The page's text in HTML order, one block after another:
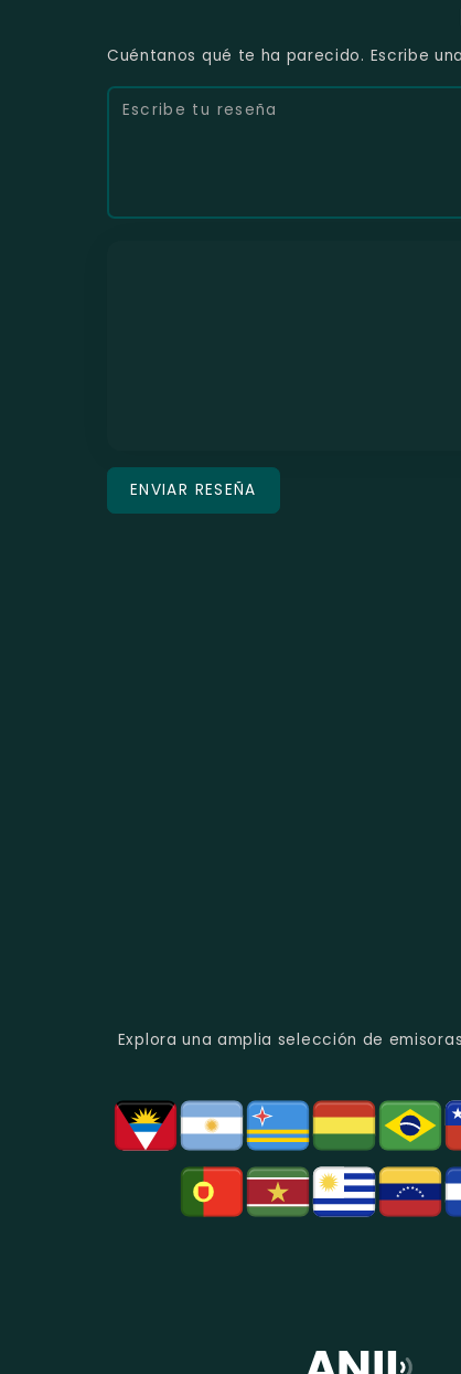
Cuéntanos qué te ha parecido. Escribe
Explora una amplia selección de